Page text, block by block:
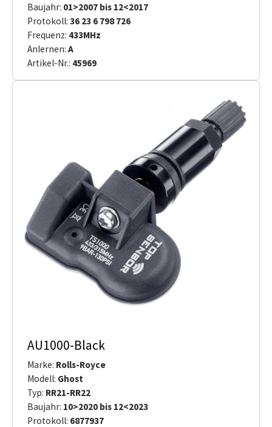
Baujahr: 01>2007 bis 12<2017
Protokoll: 36 23 6 798 726
Frequenz: 433MHz
Anlernen: A
Artikel-Nr.: 45969
AU1000-Black
Marke: Rolls-Royce
Modell: Ghost
Typ: RR21-RR22
Baujahr: 10>2020 bis 12<2023
Protokoll: 6877937